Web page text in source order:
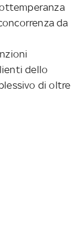
da
dello
di oltre